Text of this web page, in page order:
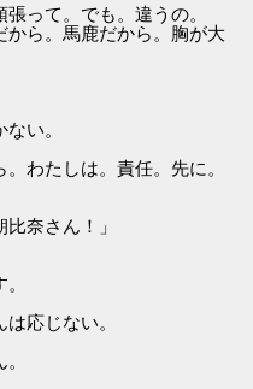
って。でも。違うの。
ら。馬鹿だから。胸が大
い。
わたしは。責任。先に。
奈さん！」
応じない。